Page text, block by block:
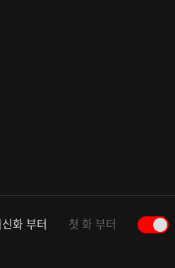
화 부터 첫 화 부터